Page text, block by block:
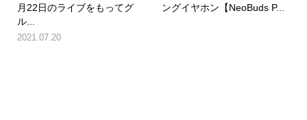
月22日のライブをもってグ
ル...
2021.07.20
ングイヤホン【NeoBuds P...